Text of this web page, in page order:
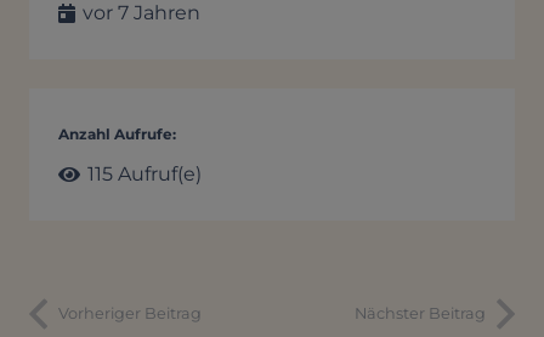
vor 7 Jahren
Anzahl Aufrufe:
115 Aufruf(e)
Vorheriger Beitrag Nächster Beitrag